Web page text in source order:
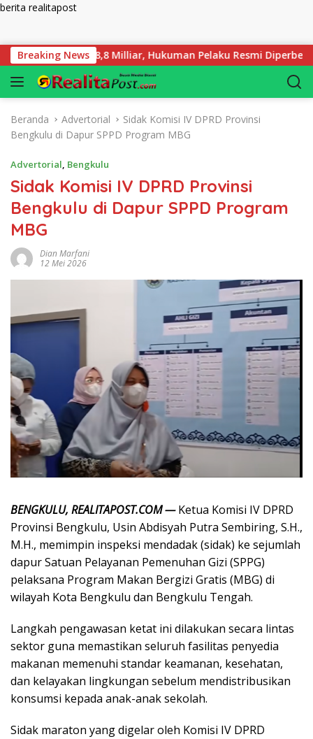
berita realitapost
Breaking News
Rp 58,8 Milliar, Hukuman Pelaku Resmi Diperberat!
Beranda Advertorial
Sidak Komisi IV DPRD Provinsi
Bengkulu di Dapur SPPD Program MBG
Advertorial, Bengkulu
Sidak Komisi IV DPRD Provinsi
Bengkulu di Dapur SPPD Program
MBG
Dian Marfani
12 Mei 2026
BENGKULU, REALITAPOST.COM — Ketua Komisi IV DPRD
Provinsi Bengkulu, Usin Abdisyah Putra Sembiring, S.H.,
M.H., memimpin inspeksi mendadak (sidak) ke sejumlah
dapur Satuan Pelayanan Pemenuhan Gizi (SPPG)
pelaksana Program Makan Bergizi Gratis (MBG) di
wilayah Kota Bengkulu dan Bengkulu Tengah.
Langkah pengawasan ketat ini dilakukan secara lintas
sektor guna memastikan seluruh fasilitas penyedia
makanan memenuhi standar keamanan, kesehatan,
dan kelayakan lingkungan sebelum mendistribusikan
konsumsi kepada anak-anak sekolah.
Sidak maraton yang digelar oleh Komisi IV DPRD